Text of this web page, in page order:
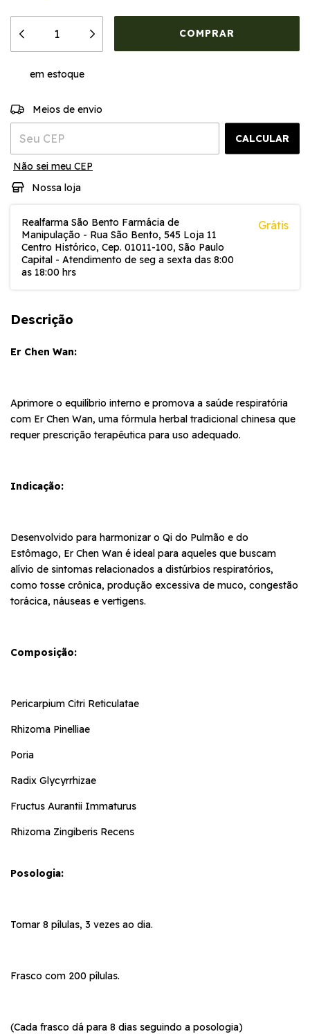
em estoque
Entregas para o CEP:
Meios de envio
CALCULAR
Não sei meu CEP
Nossa loja
Realfarma São Bento Farmácia de
Manipulação - Rua São Bento, 545 Loja 11
Centro Histórico, Cep. 01011-100, São Paulo
Capital - Atendimento de seg a sexta das 8:00
as 18:00 hrs
Grátis
Descrição
Er Chen Wan:
Aprimore o equilíbrio interno e promova a saúde respiratória
com Er Chen Wan, uma fórmula herbal tradicional chinesa que
requer prescrição terapêutica para uso adequado.
Indicação:
Desenvolvido para harmonizar o Qi do Pulmão e do
Estômago, Er Chen Wan é ideal para aqueles que buscam
alívio de sintomas relacionados a distúrbios respiratórios,
como tosse crônica, produção excessiva de muco, congestão
torácica, náuseas e vertigens.
Composição:
Pericarpium Citri Reticulatae
Rhizoma Pinelliae
Poria
Radix Glycyrrhizae
Fructus Aurantii Immaturus
Rhizoma Zingiberis Recens
Posologia:
Tomar 8 pílulas, 3 vezes ao dia.
Frasco com 200 pílulas.
(Cada frasco dá para 8 dias seguindo a posologia)